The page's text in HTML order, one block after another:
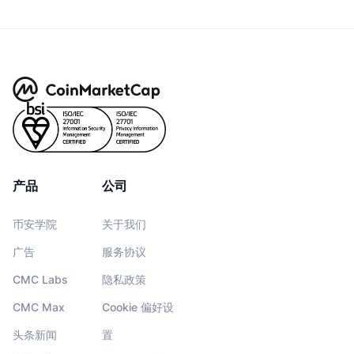
产品
币安学院
广告
CMC Labs
CMC Max
头条新闻
公司
关于我们
服务协议
隐私政策
Cookie 偏好设
置